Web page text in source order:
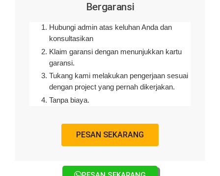
Bergaransi
Hubungi admin atas keluhan Anda dan
konsultasikan
Klaim garansi dengan menunjukkan kartu
garansi.
Tukang kami melakukan pengerjaan sesuai
dengan project yang pernah dikerjakan.
Tanpa biaya.
PESAN SEKARANG